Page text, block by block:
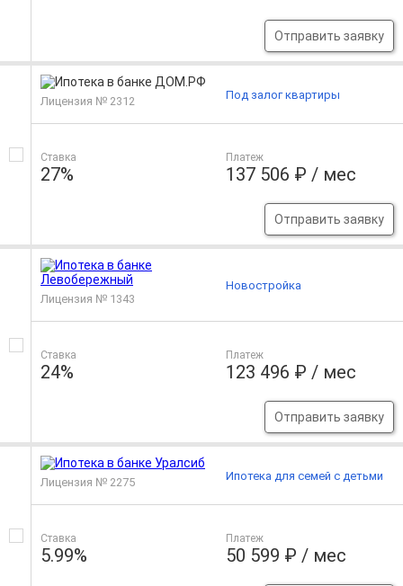
Отправить заявку
Лицензия № 2312
Ставка
27%
Платеж
137 506 ₽ / мес
Отправить заявку
Под залог квартиры
Лицензия № 1343
Ставка
24%
Платеж
123 496 ₽ / мес
Отправить заявку
Новостройка
Лицензия № 2275
Ставка
5.99%
Платеж
50 599 ₽ / мес
Ипотека для семей с детьми